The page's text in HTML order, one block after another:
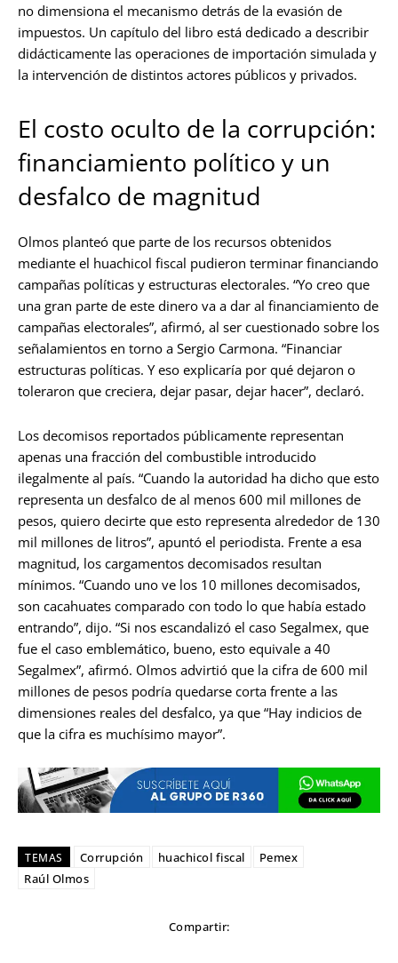
no dimensiona el mecanismo detrás de la evasión de
impuestos. Un capítulo del libro está dedicado a describir
didácticamente las operaciones de importación simulada y
la intervención de distintos actores públicos y privados.
El costo oculto de la corrupción:
financiamiento político y un
desfalco de magnitud
Olmos planteó que parte de los recursos obtenidos
mediante el huachicol fiscal pudieron terminar financiando
campañas políticas y estructuras electorales. “Yo creo que
una gran parte de este dinero va a dar al financiamiento de
campañas electorales”, afirmó, al ser cuestionado sobre los
señalamientos en torno a Sergio Carmona. “Financiar
estructuras políticas. Y eso explicaría por qué dejaron o
toleraron que creciera, dejar pasar, dejar hacer”, declaró.
Los decomisos reportados públicamente representan
apenas una fracción del combustible introducido
ilegalmente al país. “Cuando la autoridad ha dicho que esto
representa un desfalco de al menos 600 mil millones de
pesos, quiero decirte que esto representa alrededor de 130
mil millones de litros”, apuntó el periodista. Frente a esa
magnitud, los cargamentos decomisados resultan
mínimos. “Cuando uno ve los 10 millones decomisados,
son cacahuates comparado con todo lo que había estado
entrando”, dijo. “Si nos escandalizó el caso Segalmex, que
fue el caso emblemático, bueno, esto equivale a 40
Segalmex”, afirmó. Olmos advirtió que la cifra de 600 mil
millones de pesos podría quedarse corta frente a las
dimensiones reales del desfalco, ya que “Hay indicios de
que la cifra es muchísimo mayor”.
TEMAS Corrupción huachicol fiscal
Pemex
Raúl Olmos
Compartir: